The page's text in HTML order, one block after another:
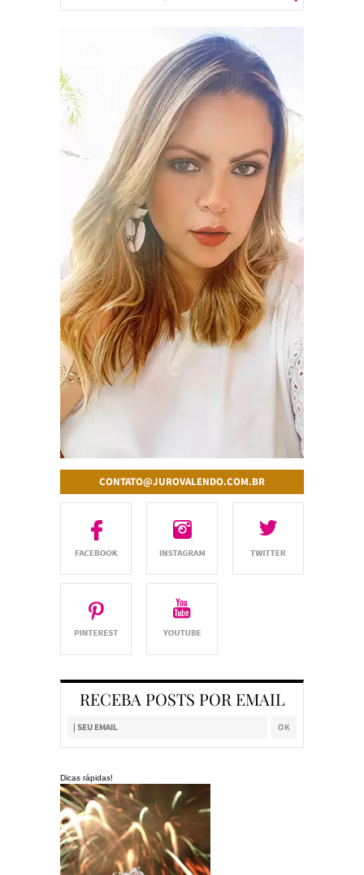
CONTATO@JUROVALENDO.COM.BR
RECEBA POSTS POR EMAIL
Dicas rápidas!